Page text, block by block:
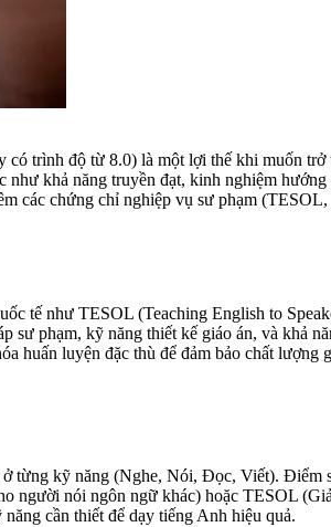
trình độ từ 8.0) là một lợi thế khi muốn
khả năng truyền đạt, kinh nghiệm
các chứng chỉ nghiệp vụ sư phạm
tế như TESOL (Teaching English to
phạm, kỹ năng thiết kế giáo án, và khả
huấn luyện đặc thù để đảm bảo chất lượng
từng kỹ năng (Nghe, Nói, Đọc, Viết). Điểm
người nói ngôn ngữ khác) hoặc TESOL
cần thiết để dạy tiếng Anh hiệu quả.